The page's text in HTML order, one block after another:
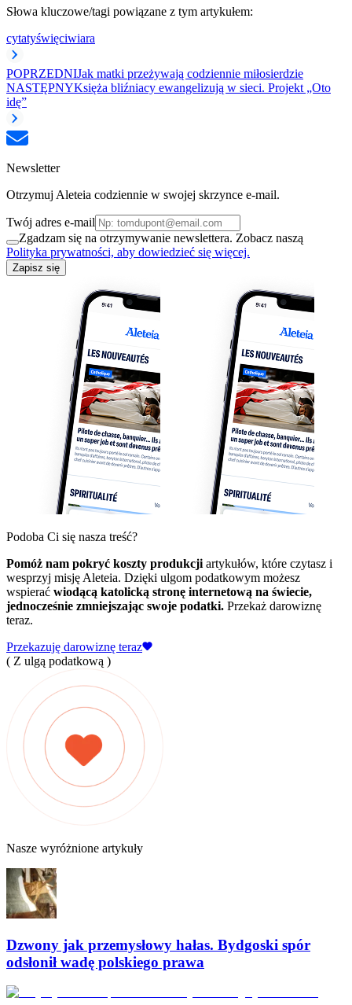
Słowa kluczowe/tagi powiązane z tym artykułem:
cytatyświęciwiara
POPRZEDNIJak matki przeżywają codziennie miłosierdzie
NASTĘPNYKsięża bliźniacy ewangelizują w sieci. Projekt „Oto
idę”
Newsletter
Otrzymuj Aleteia codziennie w swojej skrzynce e-mail.
Twój adres e-mail
Zgadzam się na otrzymywanie newslettera. Zobacz naszą
Polityka prywatności, aby dowiedzieć się więcej.
Zapisz się
Podoba Ci się nasza treść?
Pomóż nam pokryć koszty produkcji artykułów, które czytasz i
wesprzyj misję Aleteia. Dzięki ulgom podatkowym możesz
wspierać wiodącą katolicką stronę internetową na świecie,
jednocześnie zmniejszając swoje podatki. Przekaż darowiznę
teraz.
Przekazuję darowiznę teraz
( Z ulgą podatkową )
Nasze wyróżnione artykuły
Dzwony jak przemysłowy hałas. Bydgoski spór
odsłonił wadę polskiego prawa